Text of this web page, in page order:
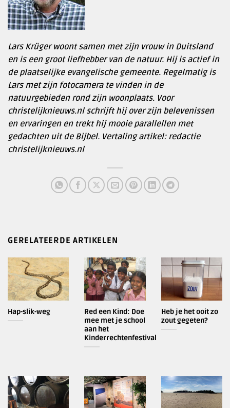
Lars Krüger woont samen met zijn vrouw in Duitsland
en is een groot liefhebber van de natuur. Hij is actief in
de plaatselijke evangelische gemeente. Regelmatig is
Lars met zijn fotocamera te vinden in de
natuurgebieden rond zijn woonplaats. Voor
christelijknieuws.nl schrijft hij over zijn belevenissen
en ervaringen en trekt hij mooie parallellen met
gedachten uit de Bijbel. Vertaling artikel: redactie
christelijknieuws.nl
GERELATEERDE ARTIKELEN
Hap-slik-weg
Red een Kind: Doe
mee met je school
aan het
Kinderrechtenfestival
Heb je het ooit zo
zout gegeten?